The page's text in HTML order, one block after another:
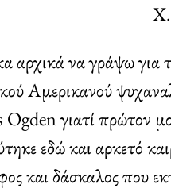
αρχικά να γράψω για
Αμερικανού
γιατί πρώτον
εδώ και αρκετό
και δάσκαλος που